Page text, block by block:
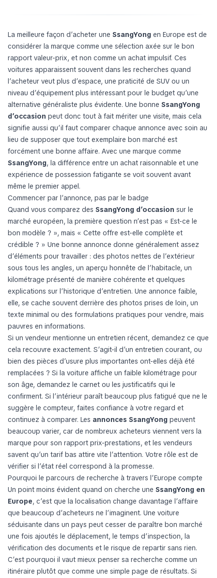
La meilleure façon d’acheter une SsangYong en Europe est de
considérer la marque comme une sélection axée sur le bon
rapport valeur-prix, et non comme un achat impulsif. Ces
voitures apparaissent souvent dans les recherches quand
l’acheteur veut plus d’espace, une praticité de SUV ou un
niveau d’équipement plus intéressant pour le budget qu’une
alternative généraliste plus évidente. Une bonne SsangYong
d’occasion peut donc tout à fait mériter une visite, mais cela
signifie aussi qu’il faut comparer chaque annonce avec soin au
lieu de supposer que tout exemplaire bon marché est
forcément une bonne affaire. Avec une marque comme
SsangYong, la différence entre un achat raisonnable et une
expérience de possession fatigante se voit souvent avant
même le premier appel.
Commencer par l’annonce, pas par le badge
Quand vous comparez des SsangYong d’occasion sur le
marché européen, la première question n’est pas « Est-ce le
bon modèle ? », mais « Cette offre est-elle complète et
crédible ? » Une bonne annonce donne généralement assez
d’éléments pour travailler : des photos nettes de l’extérieur
sous tous les angles, un aperçu honnête de l’habitacle, un
kilométrage présenté de manière cohérente et quelques
explications sur l’historique d’entretien. Une annonce faible,
elle, se cache souvent derrière des photos prises de loin, un
texte minimal ou des formulations pratiques pour vendre, mais
pauvres en informations.
Si un vendeur mentionne un entretien récent, demandez ce que
cela recouvre exactement. S’agit-il d’un entretien courant, ou
bien des pièces d’usure plus importantes ont-elles déjà été
remplacées ? Si la voiture affiche un faible kilométrage pour
son âge, demandez le carnet ou les justificatifs qui le
confirment. Si l’intérieur paraît beaucoup plus fatigué que ne le
suggère le compteur, faites confiance à votre regard et
continuez à comparer. Les annonces SsangYong peuvent
beaucoup varier, car de nombreux acheteurs viennent vers la
marque pour son rapport prix-prestations, et les vendeurs
savent qu’un tarif bas attire vite l’attention. Votre rôle est de
vérifier si l’état réel correspond à la promesse.
Pourquoi le parcours de recherche à travers l’Europe compte
Un point moins évident quand on cherche une SsangYong en
Europe, c’est que la localisation change davantage l’affaire
que beaucoup d’acheteurs ne l’imaginent. Une voiture
séduisante dans un pays peut cesser de paraître bon marché
une fois ajoutés le déplacement, le temps d’inspection, la
vérification des documents et le risque de repartir sans rien.
C’est pourquoi il vaut mieux penser sa recherche comme un
itinéraire plutôt que comme une simple page de résultats. Si